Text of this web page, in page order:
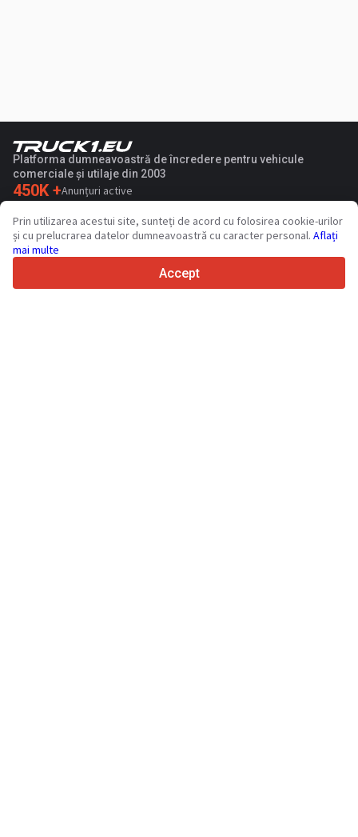
Platforma dumneavoastră de încredere pentru vehicule
comerciale și utilaje din 2003
450K +Anunțuri active
36 Limbi acceptate
4.7/5
Prin utilizarea acestui site, sunteți de acord cu folosirea cookie-urilor
și cu prelucrarea datelor dumneavoastră cu caracter personal. Aflați
mai multe
Accept